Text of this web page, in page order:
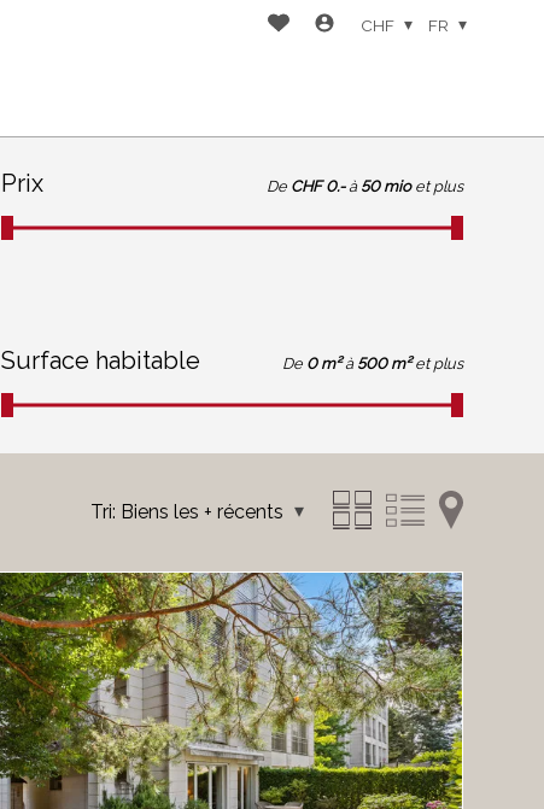
CHF FR
Prix De CHF 0.- à 50 mio et plus
Surface habitable De 0 m² à 500 m² et plus
Tri: Biens les + récents